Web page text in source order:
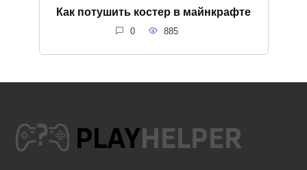
Как потушить костер в майнкрафте
0 885